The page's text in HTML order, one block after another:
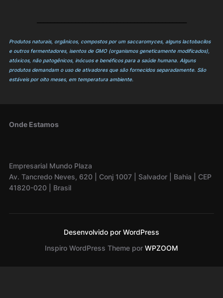
Produtos naturais, orgânicos, compostos por um saccaromyces, alguns lactobacilos
e outros fermentadores, isentos de GMO (organismos geneticamente modificados),
atóxicos, não patogênicos, inócuos e benéficos para a saúde humana. Alguns
produtos demandam o uso de ativadores que são fornecidos separadamente. São
estáveis por oito meses, em temperatura ambiente.
Onde Estamos
Empresarial Mundo Plaza
Av. Tancredo Neves, 620 | Conj 1007 | Salvador | Bahia | CEP
41820-020 | Brasil
Desenvolvido por WordPress
Inspiro WordPress Theme por WPZOOM